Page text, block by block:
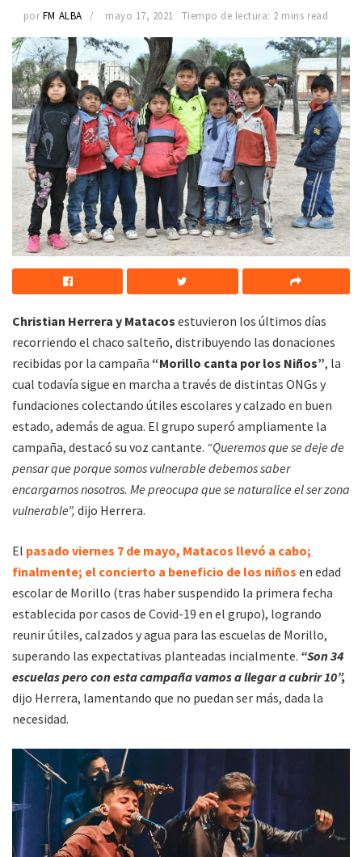
por FM ALBA mayo 17, 2021 Tiempo de lectura: 2 mins read
Christian Herrera y Matacos estuvieron los últimos días
recorriendo el chaco salteño, distribuyendo las donaciones
recibidas por la campaña “Morillo canta por los Niños”, la
cual todavía sigue en marcha a través de distintas ONGs y
fundaciones colectando útiles escolares y calzado en buen
estado, además de agua. El grupo superó ampliamente la
campaña, destacó su voz cantante. “Queremos que se deje de
pensar que porque somos vulnerable debemos saber
encargarnos nosotros. Me preocupa que se naturalice el ser zona
vulnerable”, dijo Herrera.
El pasado viernes 7 de mayo, Matacos llevó a cabo;
finalmente; el concierto a beneficio de los niños en edad
escolar de Morillo (tras haber suspendido la primera fecha
establecida por casos de Covid-19 en el grupo), logrando
reunir útiles, calzados y agua para las escuelas de Morillo,
superando las expectativas planteadas incialmente. “Son 34
escuelas pero con esta campaña vamos a llegar a cubrir 10”,
dijo Herrera, lamentando que no puedan ser más, dada la
necesidad.